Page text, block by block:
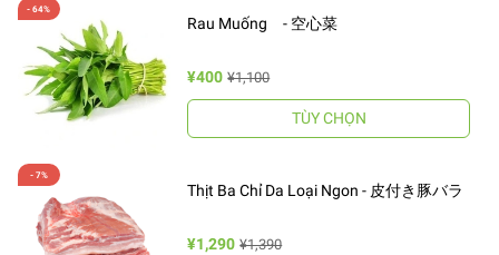
Rau Muống - 空心菜
¥400 ¥1,100
TÙY CHỌN
Thịt Ba Chỉ Da Loại Ngon - 皮付き豚バラ
¥1,290 ¥1,390